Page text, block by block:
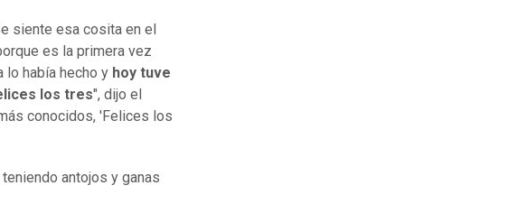
siente esa cosita en el
es la primera vez
lo había hecho y hoy tuve
los tres", dijo el
conocidos, 'Felices los
antojos y ganas